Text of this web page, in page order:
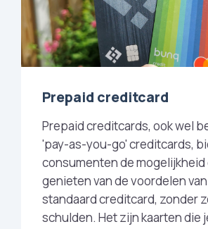
Prepaid creditcard
Prepaid creditcards, ook wel
'pay-as-you-go' creditcards,
consumenten de mogelijkheid
genieten van de voordelen
standaard creditcard, zonder
schulden. Het zijn kaarten die